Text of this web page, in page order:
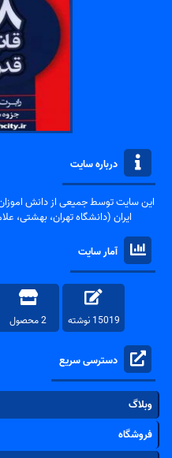
درباره سایت
این سایت توسط جمیعی از دانش اموزان
ایران (دانشگاه تهران، بهشتی،
آمار سایت
15019 نوشته 2 محصول
دسترسی سریع
وبلاگ
فروشگاه